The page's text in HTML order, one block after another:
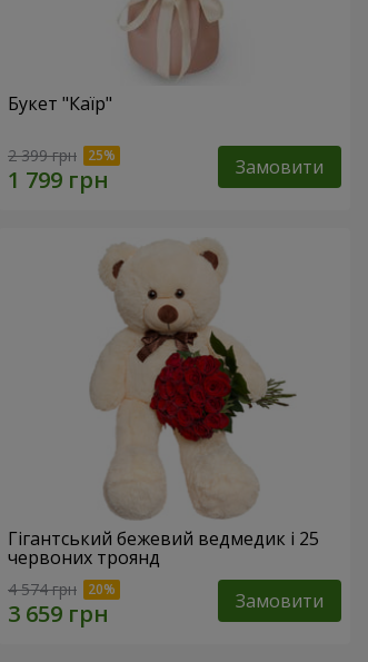
Букет "Каїр"
2 399 грн Замовити
Гігантський бежевий ведмедик і 25
червоних троянд
4 574 грн Замовити